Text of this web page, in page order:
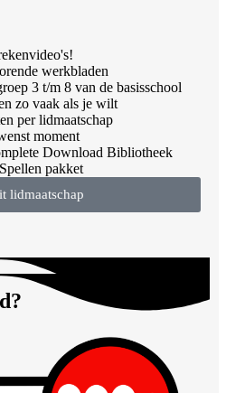
werkbladen
3 t/m 8 van de basisschool
zo vaak als je wilt
per lidmaatschap
moment
Download Bibliotheek
pakket
lidmaatschap